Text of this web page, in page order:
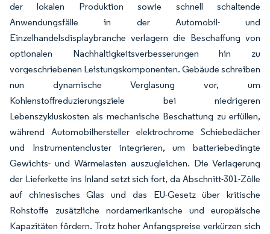
der lokalen Produktion sowie schnell schaltende
Anwendungsfälle in der Automobil- und
Einzelhandelsdisplaybranche verlagern die Beschaffung von
optionalen Nachhaltigkeitsverbesserungen hin zu
vorgeschriebenen Leistungskomponenten. Gebäude schreiben
nun dynamische Verglasung vor, um
Kohlenstoffreduzierungsziele bei niedrigeren
Lebenszykluskosten als mechanische Beschattung zu erfüllen,
während Automobilhersteller elektrochrome Schiebedächer
und Instrumentencluster integrieren, um batteriebedingte
Gewichts- und Wärmelasten auszugleichen. Die Verlagerung
der Lieferkette ins Inland setzt sich fort, da Abschnitt-301-Zölle
auf chinesisches Glas und das EU-Gesetz über kritische
Rohstoffe zusätzliche nordamerikanische und europäische
Kapazitäten fördern. Trotz hoher Anfangspreise verkürzen sich